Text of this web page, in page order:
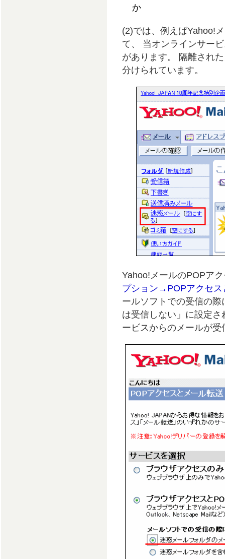
か
(2)では、例えばYahoo!
て、 当オンラインサー
があります。 隔離され
分けられています。
Yahoo!メールのPOPア
プション→POPアクセス
ールソフトでの受信の
は受信しない」に設定
ービスからのメールが